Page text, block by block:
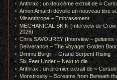
Anthrax : un deuxième extrait de «
Amon Amarth dévoile un nouveau titre
Misanthrope – Embrasement
MECHANICAL SKIN (Interview de
2026)
Chris SAVOUREY (Interview – guitares
Deliverance – The Voyager Golden
Dimmu Borgir – Grand Serpent Rising
Six Feet Under – Next to die
Anthrax : un premier extrait de «
Monstrosity – Screams from Beneath